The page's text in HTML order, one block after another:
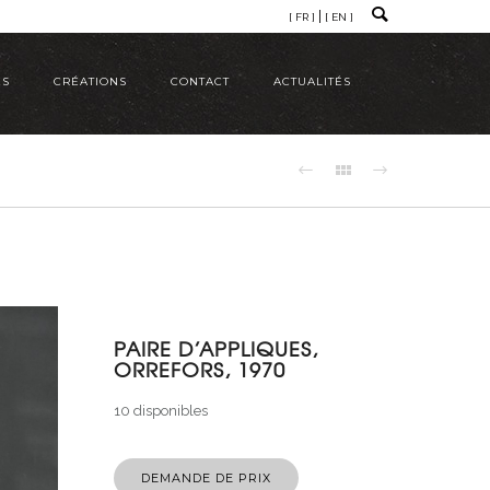
[ FR ] [ EN ]
CRÉATIONS CONTACT ACTUALITÉS
PAIRE D’APPLIQUES,
ORREFORS, 1970
10 disponibles
DEMANDE DE PRIX